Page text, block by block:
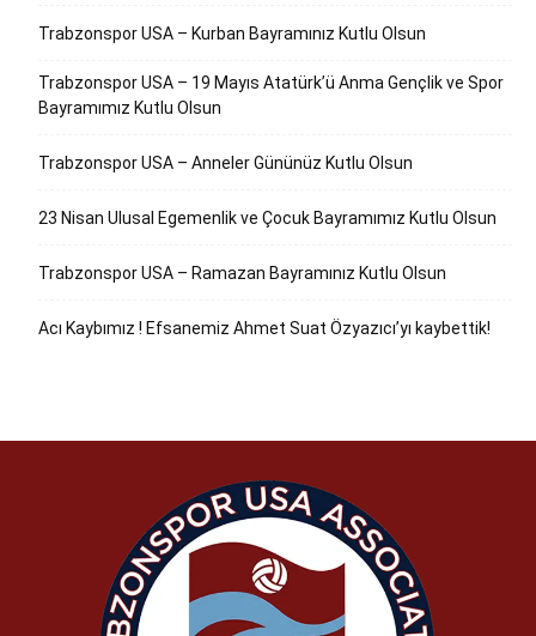
Trabzonspor USA – Kurban Bayramınız Kutlu Olsun
Trabzonspor USA – 19 Mayıs Atatürk’ü Anma Gençlik ve Spor
Bayramımız Kutlu Olsun
Trabzonspor USA – Anneler Gününüz Kutlu Olsun
23 Nisan Ulusal Egemenlik ve Çocuk Bayramımız Kutlu Olsun
Trabzonspor USA – Ramazan Bayramınız Kutlu Olsun
Acı Kaybımız ! Efsanemiz Ahmet Suat Özyazıcı’yı kaybettik!